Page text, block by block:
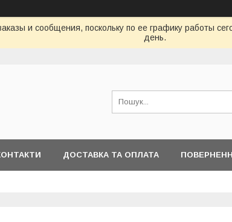
и сообщения, поскольку по ее графику работы
день.
ДОСТАВКА ТА ОПЛАТА